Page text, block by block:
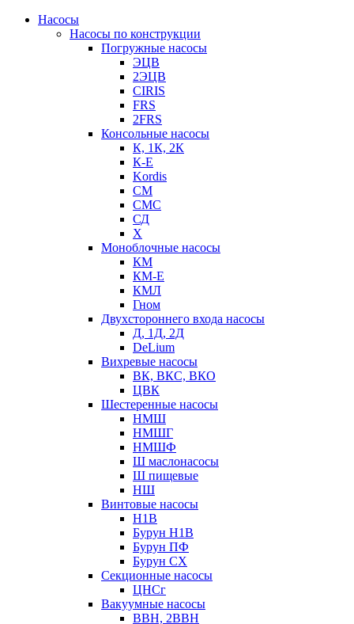
Насосы
Насосы по конструкции
Погружные насосы
ЭЦВ
2ЭЦВ
CIRIS
FRS
2FRS
Консольные насосы
К, 1К, 2К
К-Е
Kordis
СМ
СМС
СД
Х
Моноблочные насосы
КМ
КМ-Е
КМЛ
Гном
Двухстороннего входа насосы
Д, 1Д, 2Д
DeLium
Вихревые насосы
ВК, ВКС, ВКО
ЦВК
Шестеренные насосы
НМШ
НМШГ
НМШФ
Ш маслонасосы
Ш пищевые
НШ
Винтовые насосы
Н1В
Бурун Н1В
Бурун ПФ
Бурун СХ
Секционные насосы
ЦНСг
Вакуумные насосы
ВВН, 2ВВН